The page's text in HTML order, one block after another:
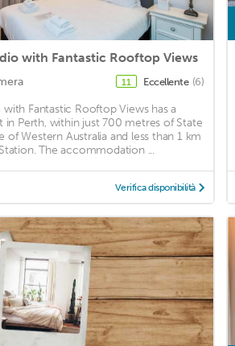
with Fantastic Rooftop Views
11 Eccellente (6)
with Fantastic Rooftop Views has a
in Perth, within just 700 metres of State
of Western Australia and less than 1 km
The accommodation ...
Verifica disponibilità